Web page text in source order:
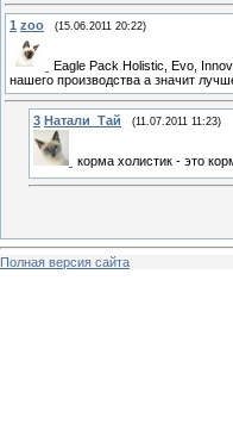
1 zoo (15.06.2011 20:22)
Eagle Pack Holistic, Evo,
нашего производства а значит
3 Натали_Тай (11.07.2011 11:23)
корма холистик - это
Полная версия сайта